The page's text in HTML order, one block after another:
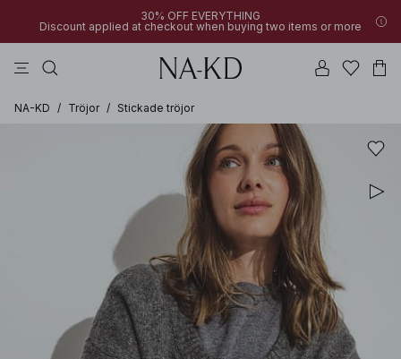
30% OFF EVERYTHING
Discount applied at checkout when buying two items or more
NA-KD / Tröjor / Stickade tröjor